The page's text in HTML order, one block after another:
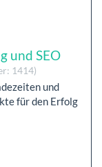
und SEO
1414)
und
für den Erfolg